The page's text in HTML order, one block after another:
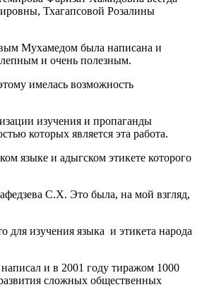
Тхагапсовой Розалины
Мухамедом была написана и
и очень полезным.
имелась возможность
изучения и пропаганды
которых является эта работа.
языке и адыгском этикете которого
С.Х. Это была, на мой взгляд,
изучения языка и этикета народа
и в 2001 году тиражом 1000
сложных общественных